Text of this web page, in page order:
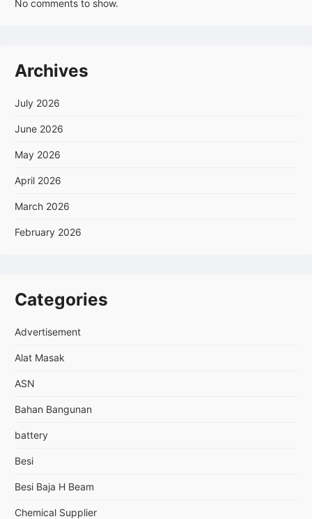
No comments to show.
Archives
July 2026
June 2026
May 2026
April 2026
March 2026
February 2026
Categories
Advertisement
Alat Masak
ASN
Bahan Bangunan
battery
Besi
Besi Baja H Beam
Chemical Supplier